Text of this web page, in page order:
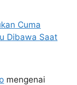
Cuma
Dibawa Saat
mengenai